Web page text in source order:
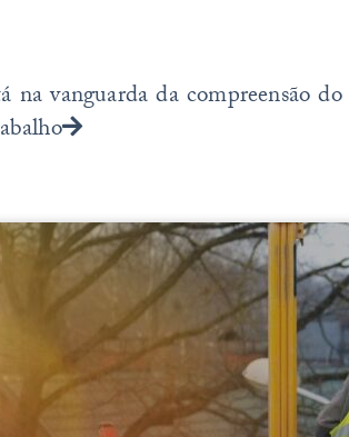
na vanguarda da compreensão
Próximo